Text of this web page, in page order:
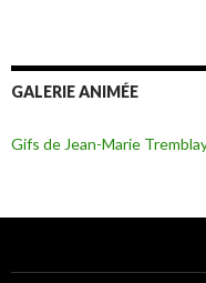
GALERIE ANIMÉE
Gifs de Jean-Marie